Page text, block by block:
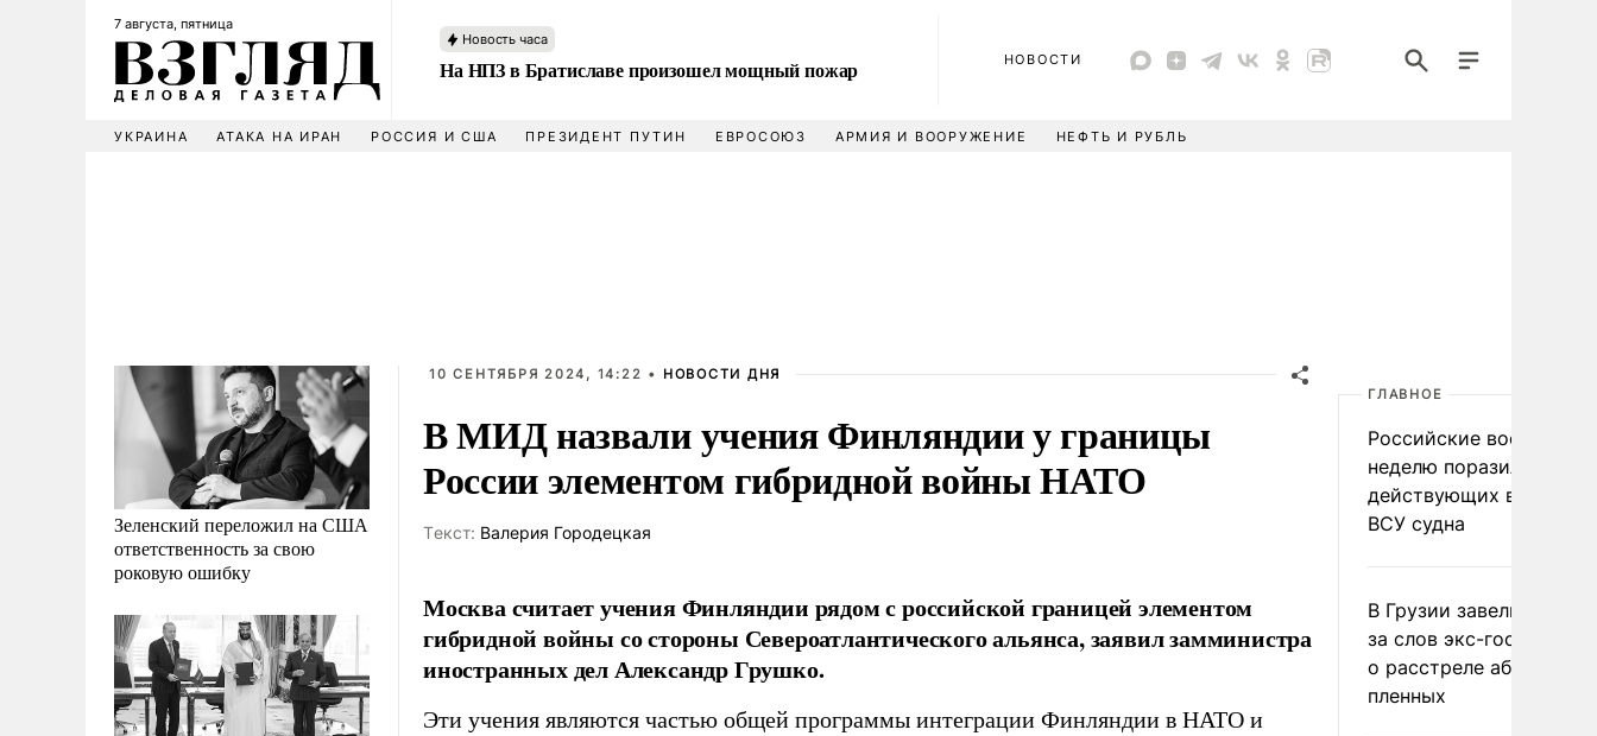
7 августа, пятница
Новость часа
На НПЗ в Братиславе произошел мощный пожар НОВОСТИ
УКРАИНА АТАКА НА ИРАН РОССИЯ И США ПРЕЗИДЕНТ ПУТИН ЕВРОСОЮЗ АРМИЯ И ВООРУЖЕНИЕ НЕФТЬ И РУБЛЬ
Зеленский переложил на США
ответственность за свою
роковую ошибку
10 СЕНТЯБРЯ 2024, 14:22 • НОВОСТИ ДНЯ
В МИД назвали учения Финляндии у границы
России элементом гибридной войны НАТО
Tекст: Валерия Городецкая
Москва считает учения Финляндии рядом с российской границей элементом
гибридной войны со стороны Североатлантического альянса, заявил замминистра
иностранных дел Александр Грушко.
Эти учения являются частью общей программы интеграции Финляндии в НАТО и
ГЛАВНОЕ
Российские военные за
неделю поразили 34
действующих в
ВСУ судна
В Грузии завели дело
за слов экс-
о расстреле абхазских
пленных